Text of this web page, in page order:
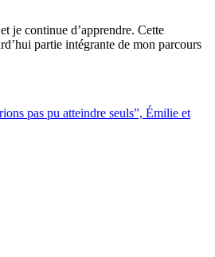
je continue d’apprendre. Cette
partie intégrante de mon parcours
pas pu atteindre seuls”, Émilie et